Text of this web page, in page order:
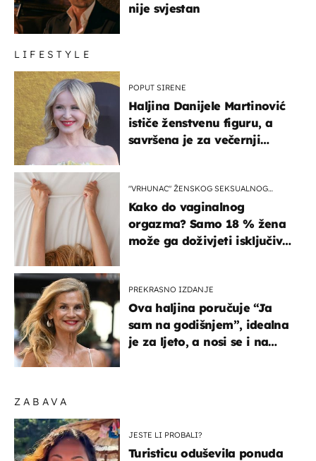
ZABAVA
JESTE LI PROBALI?
Turisticu oduševila ponuda
nije svjestan
LIFESTYLE
POPUT SIRENE
Haljina Danijele Martinović
ističe ženstvenu figuru, a
savršena je za večernji
"VRHUNAC" ŽENSKOG SEKSUALNOG
Kako do vaginalnog
orgazma? Samo 18 % žena
može ga doživjeti isključivo
PREKRASNO IZDANJE
Ova haljina poručuje “Ja
sam na godišnjem”, idealna
je za ljeto, a nosi se i na